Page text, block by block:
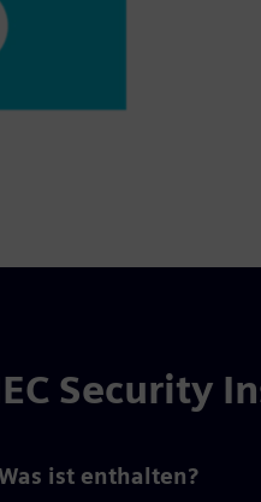
Security
ist enthalten?